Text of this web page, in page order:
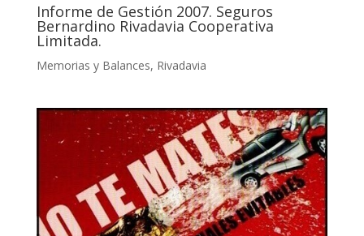
Informe de Gestión 2007. Seguros
Bernardino Rivadavia Cooperativa
Limitada.
Memorias y Balances, Rivadavia